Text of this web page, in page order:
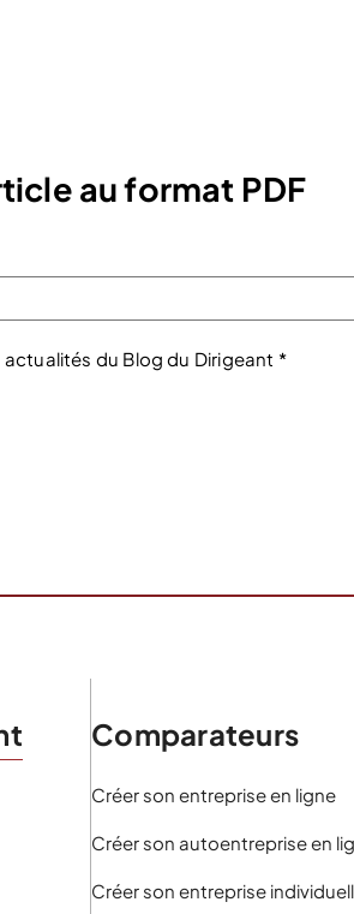
au format PDF
du Blog du Dirigeant *
Comparateurs
Créer son entreprise en ligne
Créer son autoentreprise en
Créer son entreprise